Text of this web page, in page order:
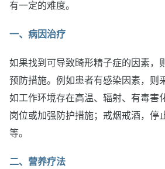
有一定的难度。
一、病因治疗
如果找到可导致畸形精子症的因素，
预防措施。例如患者有感染因素，则
如工作环境存在高温、辐射、有毒害
岗位或加强防护措施；戒烟戒酒，停
等。
二、营养疗法